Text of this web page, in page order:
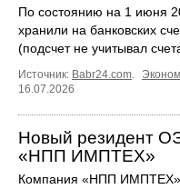
По состоянию на 1 июня
хранили на банковских
(подсчет не учитывал
Источник: Babr24.com.
16.07.2026
Новый резидент
«НПП ИМПТЕХ»
Компания «НПП ИМПТЕХ»